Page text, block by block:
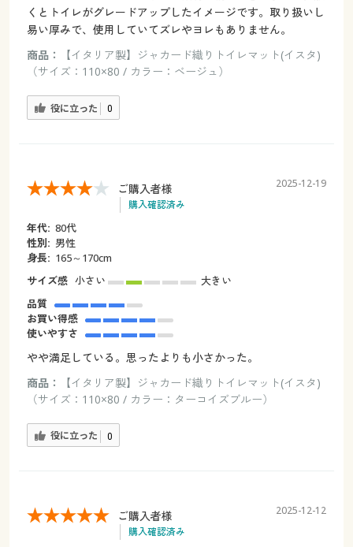
くとトイレがグレードアップしたイメージです。取り扱いし
易い厚みで、使用していてズレやヨレもありません。
商品：
【イタリア製】ジャカード織りトイレマット(イスタ)
（サイズ：110×80 / カラー：ベージュ）
役に立った 0
ご購入者様
購入確認済み
2025-12-19
年代: 80代
性別: 男性
身長: 165～170cm
サイズ感 小さい
大きい
品質
お買い得感
使いやすさ
やや満足している。思ったよりも小さかった。
商品：
【イタリア製】ジャカード織りトイレマット(イスタ)
（サイズ：110×80 / カラー：ターコイズブルー）
役に立った 0
ご購入者様
購入確認済み
2025-12-12